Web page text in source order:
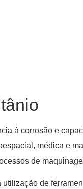
à corrosão e
médica e
de
de